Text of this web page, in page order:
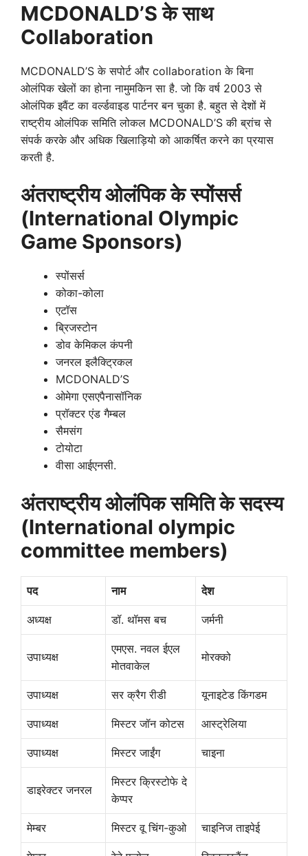
MCDONALD’S के साथ
Collaboration
MCDONALD’S के सपोर्ट और collaboration के बिना
ओलंपिक खेलों का होना नामुमकिन सा है. जो कि वर्ष 2003 से
ओलंपिक इवैंट का वर्ल्डवाइड पार्टनर बन चुका है. बहुत से देशों में
राष्ट्रीय ओलंपिक समिति लोकल MCDONALD’S की ब्रांच से
संपर्क करके और अधिक खिलाड़ियो को आकर्षित करने का प्रयास
करती है.
अंतराष्ट्रीयओलंपिकके स्पोंसर्स
(International Olympic
Game Sponsors)
स्पोंसर्स
कोका-कोला
एटॉस
ब्रिजस्टोन
डोव केमिकल कंपनी
जनरल इलैक्ट्रिकल
MCDONALD’S
ओमेगा एसएपैनासॉनिक
प्रॉक्टर एंड गैम्बल
सैमसंग
टोयोटा
वीसा आईएनसी.
अंतराष्ट्रीय ओलंपिक समिति के सदस्य
(International olympic
committee members)
पद नाम देश
अध्यक्ष डॉ. थॉमस बच जर्मनी
उपाध्यक्ष
एमएस. नवल ईएल
मोतवाकेल
मोरक्को
उपाध्यक्ष सर क्रैग रीडी यूनाइटेड किंगडम
उपाध्यक्ष मिस्टर जॉन कोटस आस्ट्रेलिया
उपाध्यक्ष मिस्टर जाईंग चाइना
डाइरेक्टर जनरल
मिस्टर क्रिस्टोफे दे
केप्पर
मेम्बर मिस्टर वू चिंग-कुओ चाइनिज ताइपेई